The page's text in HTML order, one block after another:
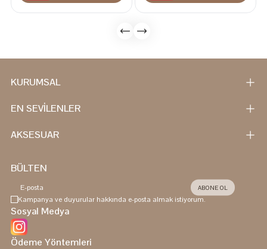
KURUMSAL
EN SEVİLENLER
AKSESUAR
BÜLTEN
ABONE OL
Kampanya ve duyurular hakkında e-posta almak istiyorum.
Sosyal Medya
Ödeme Yöntemleri